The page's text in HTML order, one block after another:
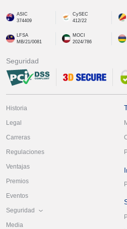
ASIC
374409
CySEC
412/22
LFSA
MB/21/0081
MOCI
2024/786
Seguridad
Historia
Legal
Carreras
Regulaciones
Ventajas
Premios
Eventos
Seguridad
Media